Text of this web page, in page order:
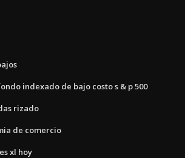
indexado de bajo costo s & p 500
rizado
de comercio
xl hoy